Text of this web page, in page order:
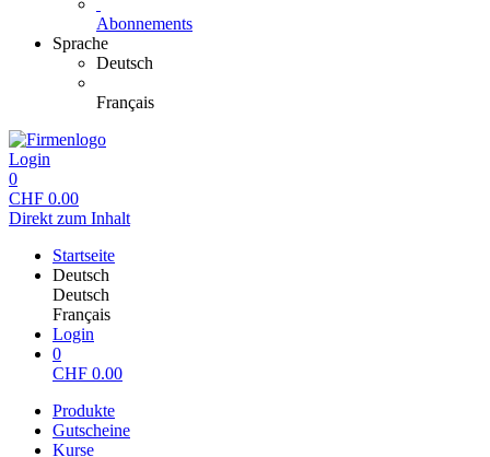
Abonnements
Sprache
Deutsch
Français
Login
0
CHF 0.00
Direkt zum Inhalt
Startseite
Deutsch
Deutsch
Français
Login
0
CHF 0.00
Produkte
Gutscheine
Kurse